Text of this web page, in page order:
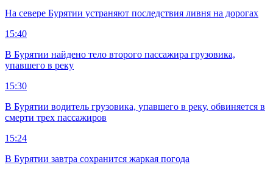
На севере Бурятии устраняют последствия ливня на дорогах
15:40
В Бурятии найдено тело второго пассажира грузовика,
упавшего в реку
15:30
В Бурятии водитель грузовика, упавшего в реку, обвиняется в
смерти трех пассажиров
15:24
В Бурятии завтра сохранится жаркая погода